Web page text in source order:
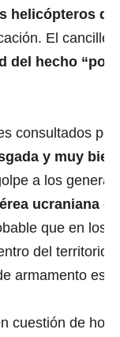
helicópteros
El
del hecho “por
consultados
y muy
a los
ucraniana
que en los
del territorio
armamento
cuestión de